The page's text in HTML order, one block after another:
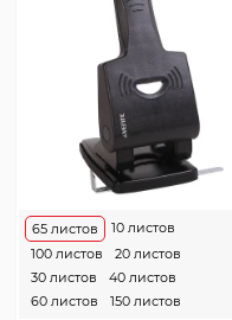
10 листов
100 листов
20 листов
30 листов
40 листов
65 листов
60 листов 150 листов